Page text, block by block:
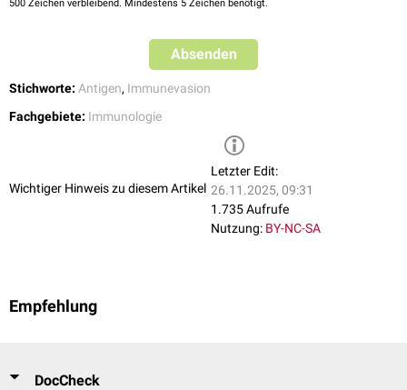
500 Zeichen verbleibend. Mindestens 5 Zeichen benötigt.
Absenden
Stichworte: Antigen, Immunevasion
Fachgebiete: Immunologie
Wichtiger Hinweis zu diesem Artikel
Letzter Edit:
26.11.2025, 09:31
1.735 Aufrufe
Nutzung: BY-NC-SA
Empfehlung
DocCheck